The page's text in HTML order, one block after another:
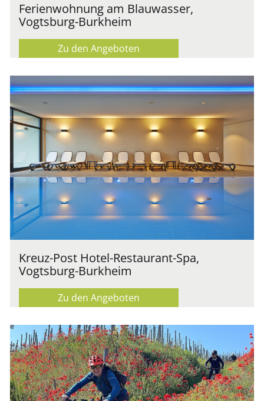
Ferienwohnung am Blauwasser,
Vogtsburg-Burkheim
Zu den Angeboten
Kreuz-Post Hotel-Restaurant-Spa,
Vogtsburg-Burkheim
Zu den Angeboten